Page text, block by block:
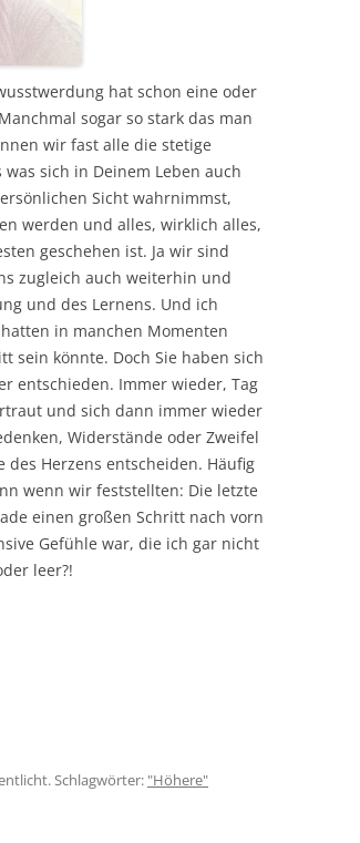
hat schon eine oder
sogar so stark das man
wir fast alle die stetige
sich in Deinem Leben auch
Sicht wahrnimmst,
werden und alles, wirklich alles,
geschehen ist. Ja wir sind
zugleich auch weiterhin und
und des Lernens. Und ich
in manchen Momenten
sein könnte. Doch Sie haben sich
entschieden. Immer wieder, Tag
und sich dann immer wieder
Widerstände oder Zweifel
Herzens entscheiden. Häufig
wenn wir feststellten: Die letzte
einen großen Schritt nach vorn
Gefühle war, die ich gar nicht
leer?!
Schlagwörter: "Höhere"